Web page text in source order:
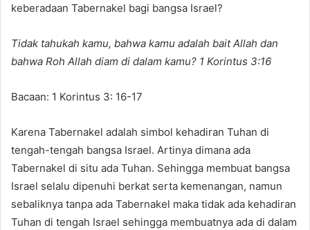
keberadaan Tabernakel bagi bangsa Israel?
Tidak tahukah kamu, bahwa kamu adalah bait Allah dan
bahwa Roh Allah diam di dalam kamu? 1 Korintus 3:16
Bacaan: 1 Korintus 3: 16-17
Karena Tabernakel adalah simbol kehadiran Tuhan di
tengah-tengah bangsa Israel. Artinya dimana ada
Tabernakel di situ ada Tuhan. Sehingga membuat bangsa
Israel selalu dipenuhi berkat serta kemenangan, namun
sebaliknya tanpa ada Tabernakel maka tidak ada kehadiran
Tuhan di tengah Israel sehingga membuatnya ada di dalam